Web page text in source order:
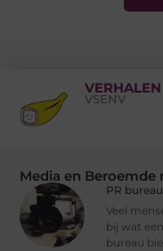
VERHALEN
VSENV
Media en Beroemde
PR bureau
Veel
bij wat
bureau